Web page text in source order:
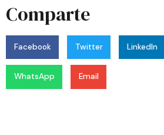
Comparte
Facebook Twitter LinkedIn
WhatsApp Email